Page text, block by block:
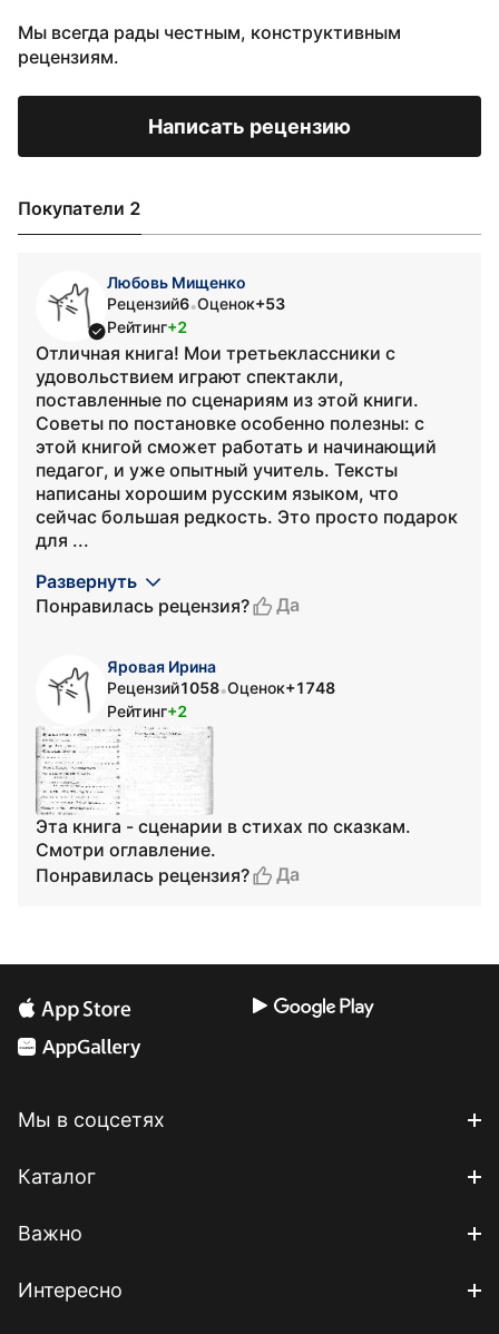
Мы всегда рады честным, конструктивным
рецензиям.
Написать рецензию
Покупатели 2
Любовь Мищенко
Рецензий6•Оценок+53
Рейтинг+2
Отличная книга! Мои третьеклассники с
удовольствием играют спектакли,
поставленные по сценариям из этой книги.
Советы по постановке особенно полезны: с
этой книгой сможет работать и начинающий
педагог, и уже опытный учитель. Тексты
написаны хорошим русским языком, что
сейчас большая редкость. Это просто подарок
для ...
Развернуть
Понравилась рецензия?
Да
Яровая Ирина
Рецензий1058•Оценок+1748
Рейтинг+2
Эта книга - сценарии в стихах по сказкам.
Смотри оглавление.
Понравилась рецензия?
Да
Мы в соцсетях
Каталог
Важно
Интересно